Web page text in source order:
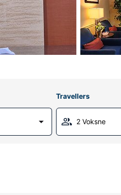
Travellers
2 Voksne